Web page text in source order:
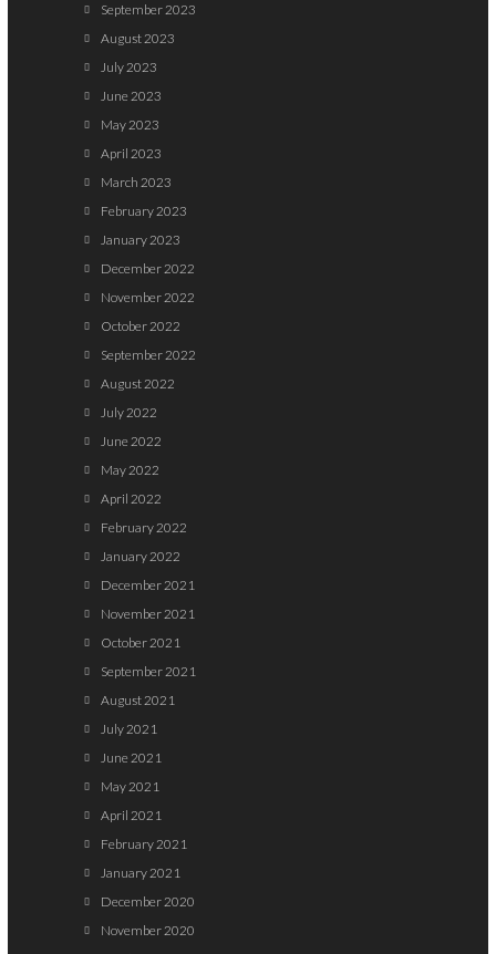
September 2023
August 2023
July 2023
June 2023
May 2023
April 2023
March 2023
February 2023
January 2023
December 2022
November 2022
October 2022
September 2022
August 2022
July 2022
June 2022
May 2022
April 2022
February 2022
January 2022
December 2021
November 2021
October 2021
September 2021
August 2021
July 2021
June 2021
May 2021
April 2021
February 2021
January 2021
December 2020
November 2020